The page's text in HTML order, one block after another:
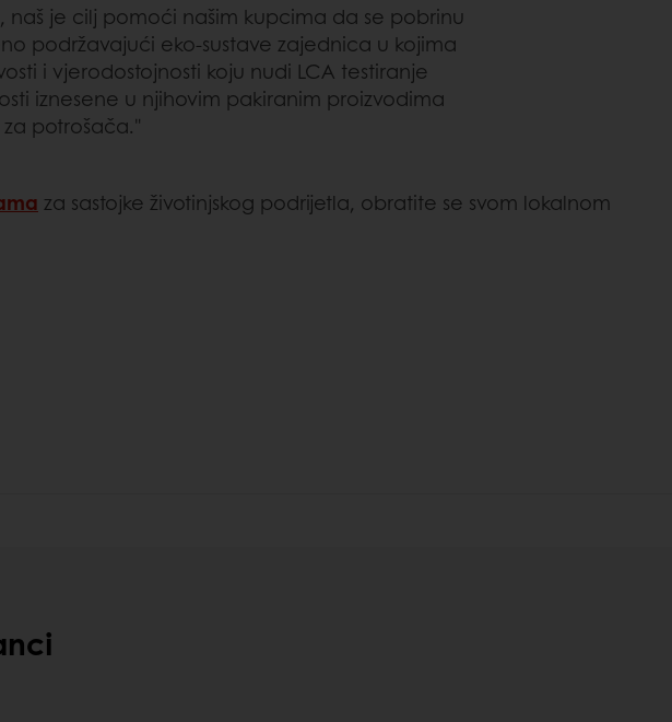
je cilj pomoći našim kupcima da se pobrinu
podržavajući eko-sustave zajednica u kojima
i vjerodostojnosti koju nudi LCA testiranje
iznesene u njihovim pakiranim proizvodima
potrošača."
za sastojke životinjskog podrijetla, obratite se svom lokalnom